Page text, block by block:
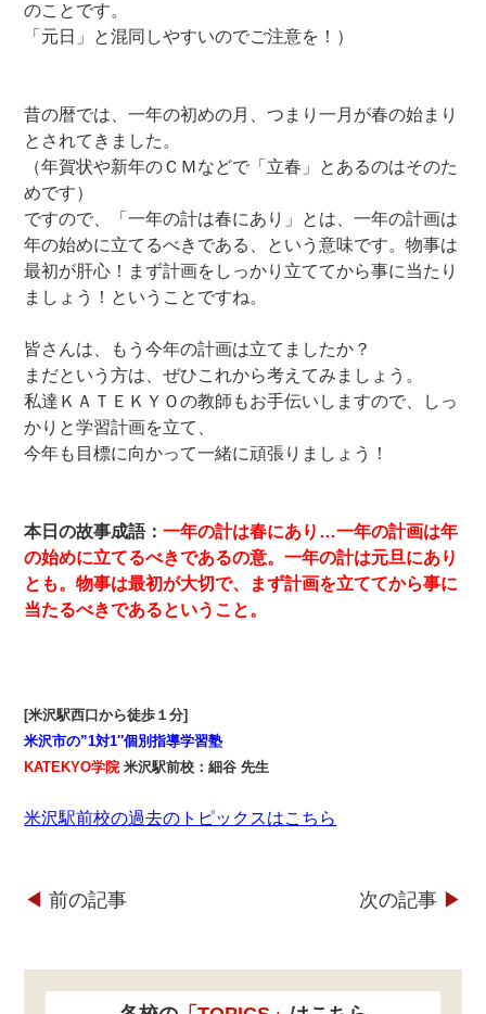
のことです。
「元日」と混同しやすいのでご注意を！）
昔の暦では、一年の初めの月、つまり一月が春の始まり
とされてきました。
（年賀状や新年のＣＭなどで「立春」とあるのはそのた
めです）
ですので、「一年の計は春にあり」とは、一年の計画は
年の始めに立てるべきである、という意味です。物事は
最初が肝心！まず計画をしっかり立ててから事に当たり
ましょう！ということですね。
皆さんは、もう今年の計画は立てましたか？
まだという方は、ぜひこれから考えてみましょう。
私達ＫＡＴＥＫＹＯの教師もお手伝いしますので、しっ
かりと学習計画を立て、
今年も目標に向かって一緒に頑張りましょう！
本日の故事成語：一年の計は春にあり…一年の計画は年
の始めに立てるべきであるの意。一年の計は元旦にあり
とも。物事は最初が大切で、まず計画を立ててから事に
当たるべきであるということ。
[米沢駅西口から徒歩１分]
米沢市の”1対1″個別指導学習塾
KATEKYO学院 米沢駅前校：細谷 先生
米沢駅前校の過去のトピックスはこちら
◀︎ 前の記事 次の記事 ▶︎